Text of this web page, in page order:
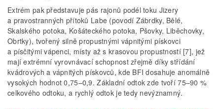
Extrém pak představuje pás rajonů podél toku Jizery
a pravostranných přítoků Labe (povodí Zábrdky, Bělé,
Skalského potoka, Košáteckého potoka, Pšovky, Liběchovky,
Obrtky), tvořený silně propustnými vápnitými pískovci
a písčitými vápenci, místy až s krasovou propustností [7], jež
mají extrémní vyrovnávací schopnost zřejmě díky střídání
kvádrových a vápnitých pískovců, kde BFI dosahuje anomálně
vysokých hodnot 0,75–0,9. Základní odtok zde tvoří 75–90 %
celkového odtoku, a rychlý odtok je tedy nevýznamný.